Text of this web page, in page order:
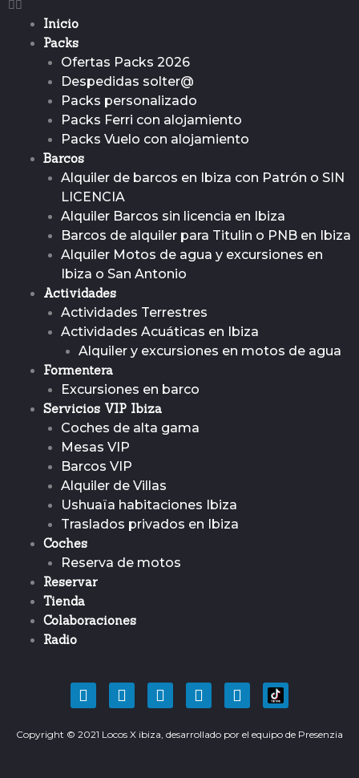
Inicio
Packs
Ofertas Packs 2026
Despedidas solter@
Packs personalizado
Packs Ferri con alojamiento
Packs Vuelo con alojamiento
Barcos
Alquiler de barcos en Ibiza con Patrón o SIN
LICENCIA
Alquiler Barcos sin licencia en Ibiza
Barcos de alquiler para Titulin o PNB en Ibiza
Alquiler Motos de agua y excursiones en
Ibiza o San Antonio
Actividades
Actividades Terrestres
Actividades Acuáticas en Ibiza
Alquiler y excursiones en motos de agua
Formentera
Excursiones en barco
Servicios VIP Ibiza
Coches de alta gama
Mesas VIP
Barcos VIP
Alquiler de Villas
Ushuaïa habitaciones Ibiza
Traslados privados en Ibiza
Coches
Reserva de motos
Reservar
Tienda
Colaboraciones
Radio
F
a
e
T
w
t
Y
o
t
I
n
t
P
i
t
Copyright © 2021 Locos X ibiza, desarrollado por el equipo de Presenzia